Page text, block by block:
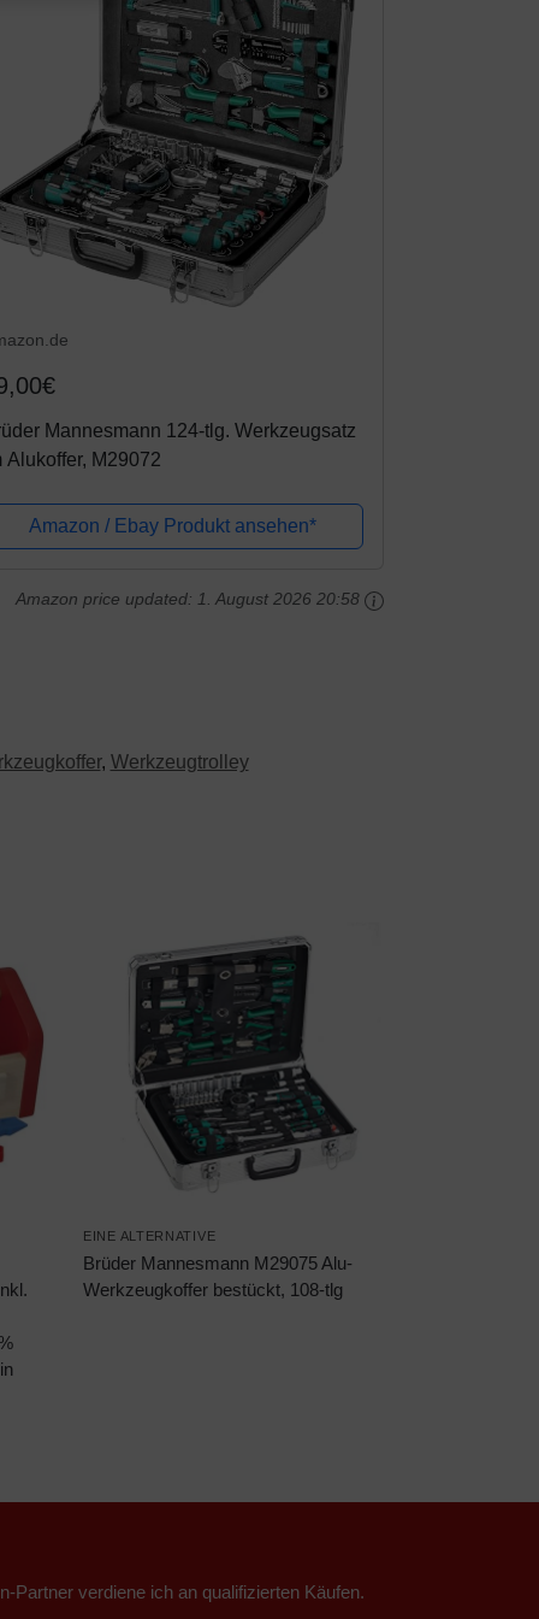
Mannesmann 124-tlg. Werkzeugsatz
Alukoffer, M29072
Amazon / Ebay Produkt ansehen*
Amazon price updated:1. August 2026 20:58
, Werkzeugtrolley
EINE ALTERNATIVE
Brüder Mannesmann M29075 Alu-
Werkzeugkoffer bestückt, 108-tlg
Partner verdiene ich an qualifizierten Käufen.